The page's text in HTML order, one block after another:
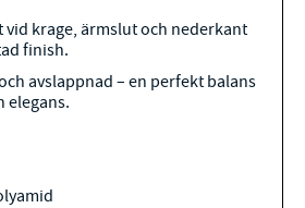
vid krage, ärmslut och nederkant
finish.
avslappnad – en perfekt balans
elegans.